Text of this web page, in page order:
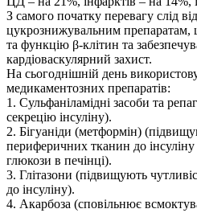
З самого початку перевагу слід
цукрознижувальним препаратам,
та функцію β-клітин та
кардіоваскулярний захист.
На сьогоднішній день
медикаментозних препаратів:
1. Сульфаніламідні засоби та
секрецію інсуліну).
2. Бігуаніди (метформін)
периферичних тканин до
глюкози в печінці).
3. Глітазони (підвищують
до інсуліну).
4. Акарбоза (сповільнює